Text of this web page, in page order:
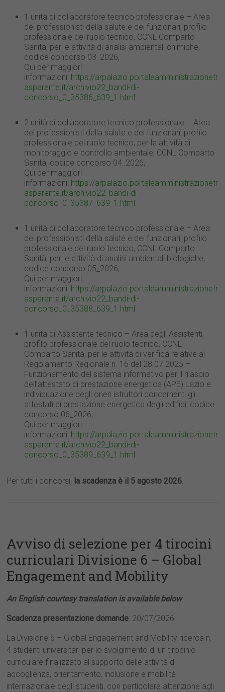
1 unità di collaboratore tecnico professionale – Area
dei professionisti della salute e dei funzionari, profilo
professionale del ruolo tecnico, CCNL Comparto
Sanità, per le attività di analisi ambientali chimiche,
codice concorso 03_2026,
Qui per maggiori
informazioni: https://arpalazio.portaleamministrazionetr
asparente.it/archivio22_bandi-di-
concorso_0_35386_639_1.html
2 unità di collaboratore tecnico professionale – Area
dei professionisti della salute e dei funzionari, profilo
professionale del ruolo tecnico, per le attività di
monitoraggio e controllo ambientale, CCNL Comparto
Sanità, codice concorso 04_2026,
Qui per maggiori
informazioni: https://arpalazio.portaleamministrazionetr
asparente.it/archivio22_bandi-di-
concorso_0_35387_639_1.html
1 unità di collaboratore tecnico professionale – Area
dei professionisti della salute e dei funzionari, profilo
professionale del ruolo tecnico, CCNL Comparto
Sanità, per le attività di analisi ambientali biologiche,
codice concorso 05_2026,
Qui per maggiori
informazioni: https://arpalazio.portaleamministrazionetr
asparente.it/archivio22_bandi-di-
concorso_0_35388_639_1.html
1 unità di Assistente tecnico – Area degli Assistenti,
profilo professionale del ruolo tecnico, CCNL
Comparto Sanità, per le attività di verifica relative al
Regolamento Regionale n. 16 del 28.07.2025 –
Funzionamento del sistema informativo per il rilascio
dell’attestato di prestazione energetica (APE) Lazio e
individuazione degli oneri istruttori concernenti gli
attestati di prestazione energetica degli edifici, codice
concorso 06_2026,
Qui per maggiori
informazioni: https://arpalazio.portaleamministrazionetr
asparente.it/archivio22_bandi-di-
concorso_0_35389_639_1.html
Per tutti i concorsi, la scadenza è il 5 agosto 2026.
Avviso di selezione per 4 tirocini
curriculari Divisione 6 – Global
Engagement and Mobility
An English courtesy translation is available below
Scadenza presentazione domande: 20/07/2026
La Divisione 6 – Global Engagement and Mobility ricerca n.
4 studenti universitari per lo svolgimento di un tirocinio
curriculare finalizzato al supporto delle attività di
accoglienza, orientamento, inclusione e mobilità
internazionale degli studenti, con particolare attenzione agli